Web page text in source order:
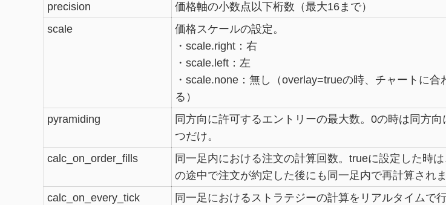
precision 価格軸の小数点以下桁数（最大16まで）
scale
価格スケールの設定。
・scale.right：右
・scale.left：左
・scale.none：無し（overlay=trueの時、チャートに合
る）
pyramiding
同方向に許可するエントリーの最大数。0の時は同方向
つだけ。
calc_on_order_fills
同一足内における注文の計算回数。trueに設定した時は
の途中で注文が約定した後にも同一足内で再計算されま
calc_on_every_tick
同一足におけるストラテジーの計算をリアルタイムで